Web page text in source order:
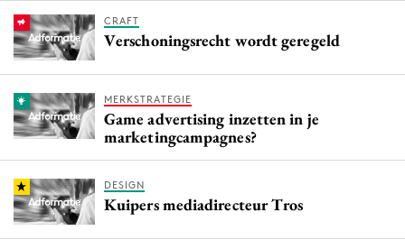
CRAFT
Verschoningsrecht wordt geregeld
MERKSTRATEGIE
Game advertising inzetten in je
marketingcampagnes?
DESIGN
Kuipers mediadirecteur Tros